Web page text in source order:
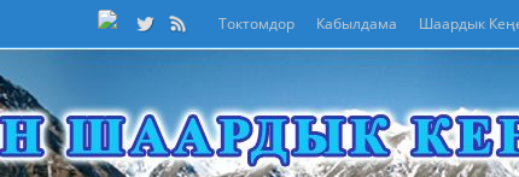
Токтомдор Кабылдама Шаардык